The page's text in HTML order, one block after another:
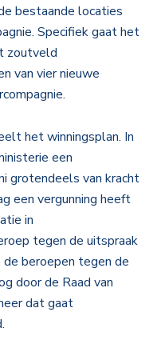
bestaande locaties
Specifiek gaat het
zoutveld
van vier nieuwe
het winningsplan. In
een
grotendeels van kracht
een vergunning heeft
in
tegen de uitspraak
de beroepen tegen de
door de Raad van
dat gaat